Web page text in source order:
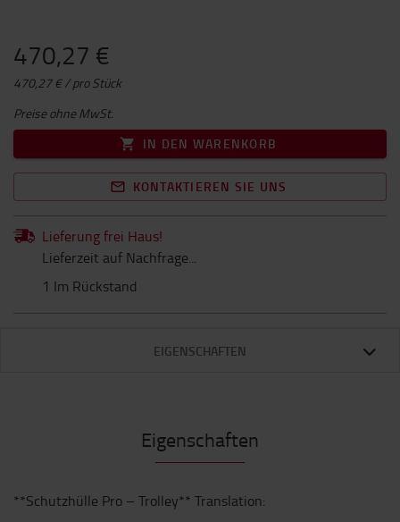
470,27 €
470,27 € / pro Stück
Preise ohne MwSt.
IN DEN WARENKORB
KONTAKTIEREN SIE UNS
Lieferung frei Haus!
Lieferzeit auf Nachfrage...
1 Im Rückstand
EIGENSCHAFTEN
Eigenschaften
**Schutzhülle Pro – Trolley** Translation: